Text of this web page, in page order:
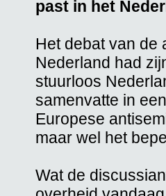
past in het
Het debat van de
Nederland had
stuurloos
samenvatte in
Europese
maar wel het
Wat de